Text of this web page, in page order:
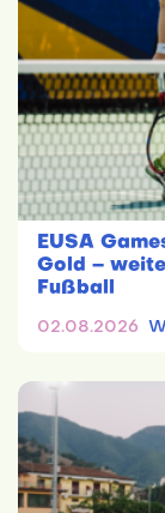
EUSA
Gold –
Fußball
02.08.2026